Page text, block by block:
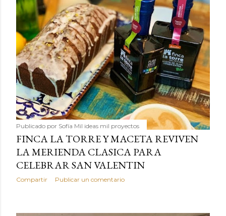
Publicado por Sofía Mil ideas mil proyectos
FINCA LA TORRE Y MACETA REVIVEN
LA MERIENDA CLASICA PARA
CELEBRAR SAN VALENTIN
Compartir Publicar un comentario